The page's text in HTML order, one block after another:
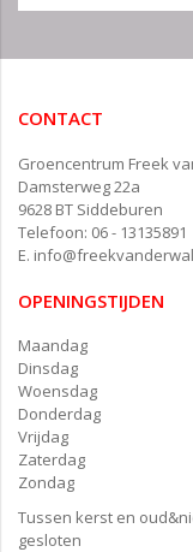
CONTACT
Groencentrum Freek
Damsterweg 22a
9628 BT Siddeburen
Telefoon: 06 - 13135891
E.
OPENINGSTIJDEN
Maandag
Dinsdag
Woensdag
Donderdag
Vrijdag
Zaterdag
Zondag
Tussen kerst en
gesloten